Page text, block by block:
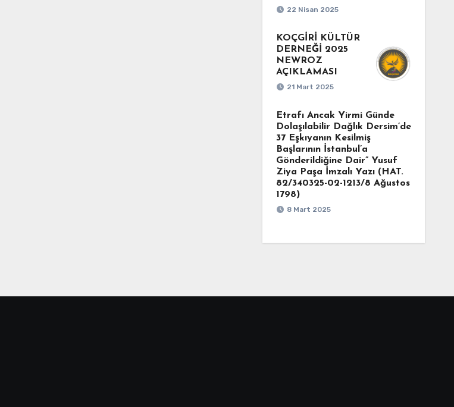
22 Nisan 2025
KOÇGİRİ KÜLTÜR
DERNEĞİ 2025
NEWROZ
AÇIKLAMASI
21 Mart 2025
Etrafı Ancak Yirmi Günde
Dolaşılabilir Dağlık Dersim’de
37 Eşkıyanın Kesilmiş
Başlarının İstanbul’a
Gönderildiğine Dair” Yusuf
Ziya Paşa İmzalı Yazı (HAT.
82/340325-02-1213/8 Ağustos
1798)
8 Mart 2025